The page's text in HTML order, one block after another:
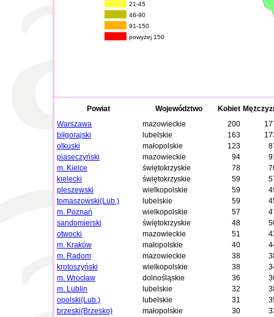
21-45
46-90
91-150
powyżej 150
Powiat Województwo Kobiet
Warszawa
mazowieckie 200
biłgorajski
lubelskie 163
olkuski
małopolskie 123
piaseczyński
mazowieckie 94
m. Kielce
świętokrzyskie 78
kielecki
świętokrzyskie 59
pleszewski
wielkopolskie 59
tomaszowski(Lub.)
lubelskie 59
m. Poznań
wielkopolskie 57
sandomierski
świętokrzyskie 48
otwocki
mazowieckie 51
m. Kraków
małopolskie 40
m. Radom
mazowieckie 38
krotoszyński
wielkopolskie 38
m. Wrocław
dolnośląskie 36
m. Lublin
lubelskie 32
opolski(Lub.)
lubelskie 31
brzeski(Brzesko)
małopolskie 30